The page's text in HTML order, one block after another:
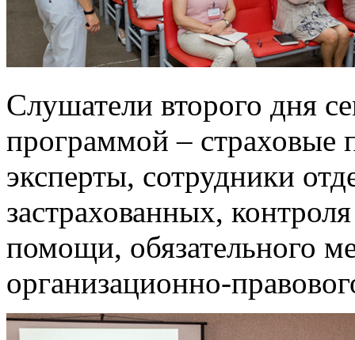
Слушатели второго дня
программой – страховые
эксперты, сотрудники
застрахованных,
помощи, обязательного
организационно-